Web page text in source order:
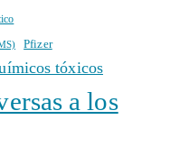
Pfizer
tóxicos
a los